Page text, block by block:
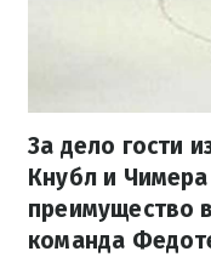
За дело гости
Кнубл и
преимущество
команда